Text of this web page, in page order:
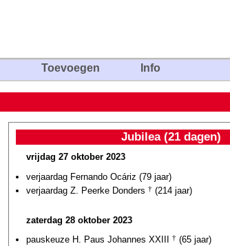
Toevoegen Info
Jubilea (21 dagen)
vrijdag 27 oktober 2023
verjaardag Fernando Ocáriz (79 jaar)
verjaardag Z. Peerke Donders † (214 jaar)
zaterdag 28 oktober 2023
pauskeuze H. Paus Johannes XXIII
† (65 jaar)